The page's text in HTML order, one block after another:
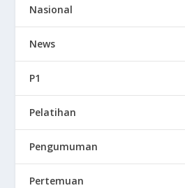
Nasional
News
P1
Pelatihan
Pengumuman
Pertemuan